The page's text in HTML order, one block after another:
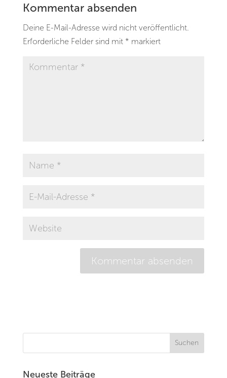
Kommentar absenden
Deine E-Mail-Adresse wird nicht veröffentlicht.
Erforderliche Felder sind mit * markiert
Neueste Beiträge